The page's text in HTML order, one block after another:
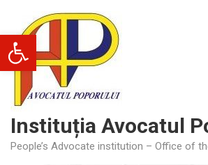
Deschide bara de
content
Instituția Avocatul
People’s Advocate institution – Office of